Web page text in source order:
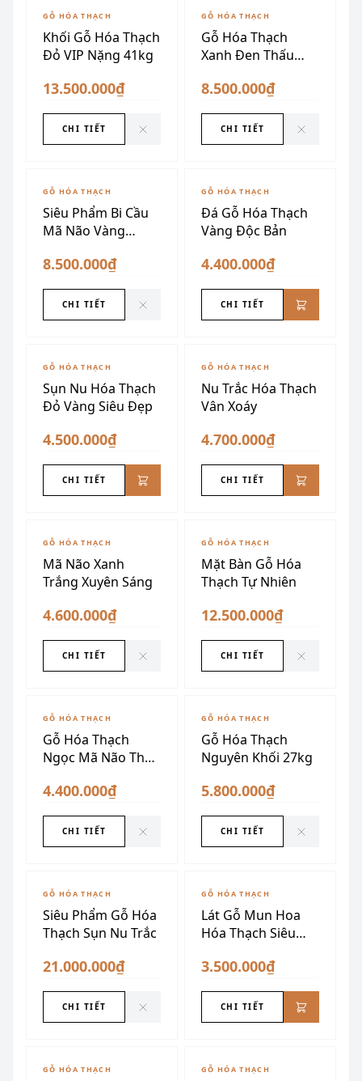
ĐÃ SƯU TẦM
GỖ HÓA THẠCH
Khối Gỗ Hóa Thạch
Đỏ VIP Nặng 41kg
13.500.000₫
CHI TIẾT
ĐÃ SƯU TẦM
GỖ HÓA THẠCH
Gỗ Hóa Thạch
Xanh Đen Thấu
8.500.000₫
CHI TIẾT
ĐÃ SƯU TẦM
GỖ HÓA THẠCH
Siêu Phẩm Bi Cầu
Mã Não Vàng
8.500.000₫
CHI TIẾT
GỖ HÓA THẠCH
Đá Gỗ Hóa Thạch
Vàng Độc Bản
4.400.000₫
CHI TIẾT
GỖ HÓA THẠCH
Sụn Nu Hóa Thạch
Đỏ Vàng Siêu Đẹp
4.500.000₫
CHI TIẾT
GỖ HÓA THẠCH
Nu Trắc Hóa Thạch
Vân Xoáy
4.700.000₫
CHI TIẾT
ĐÃ SƯU TẦM
GỖ HÓA THẠCH
Mã Não Xanh
Trắng Xuyên Sáng
4.600.000₫
CHI TIẾT
ĐÃ SƯU TẦM
GỖ HÓA THẠCH
Mặt Bàn Gỗ Hóa
Thạch Tự Nhiên
12.500.000₫
CHI TIẾT
ĐÃ SƯU TẦM
GỖ HÓA THẠCH
Gỗ Hóa Thạch
Ngọc Mã Não Thấu
Quả Xoài)
4.400.000₫
CHI TIẾT
ĐÃ SƯU TẦM
GỖ HÓA THẠCH
Gỗ Hóa Thạch
Nguyên Khối 27kg
5.800.000₫
CHI TIẾT
ĐÃ SƯU TẦM
GỖ HÓA THẠCH
Siêu Phẩm Gỗ Hóa
Thạch Sụn Nu Trắc
21.000.000₫
CHI TIẾT
GỖ HÓA THẠCH
Lát Gỗ Mun Hoa
Hóa Thạch Siêu
3.500.000₫
CHI TIẾT
ĐÃ SƯU TẦM
GỖ HÓA THẠCH GỖ HÓA THẠCH